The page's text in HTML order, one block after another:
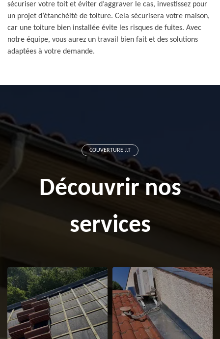
sécuriser votre toit et éviter d’aggraver le cas, investissez pour
un projet d’étanchéité de toiture. Cela sécurisera votre maison,
car une toiture bien installée évite les risques de fuites. Avec
notre équipe, vous aurez un travail bien fait et des solutions
adaptées à votre demande.
COUVERTURE J.T
Découvrir nos
services